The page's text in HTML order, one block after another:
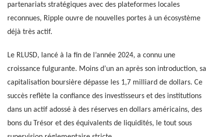
partenariats stratégiques avec des plateformes locales
reconnues, Ripple ouvre de nouvelles portes à un écosystème
déjà très actif.
Le RLUSD, lancé à la fin de l’année 2024, a connu une
croissance fulgurante. Moins d’un an après son introduction, sa
capitalisation boursière dépasse les 1,7 milliard de dollars. Ce
succès reflète la confiance des investisseurs et des institutions
dans un actif adossé à des réserves en dollars américains, des
bons du Trésor et des équivalents de liquidités, le tout sous